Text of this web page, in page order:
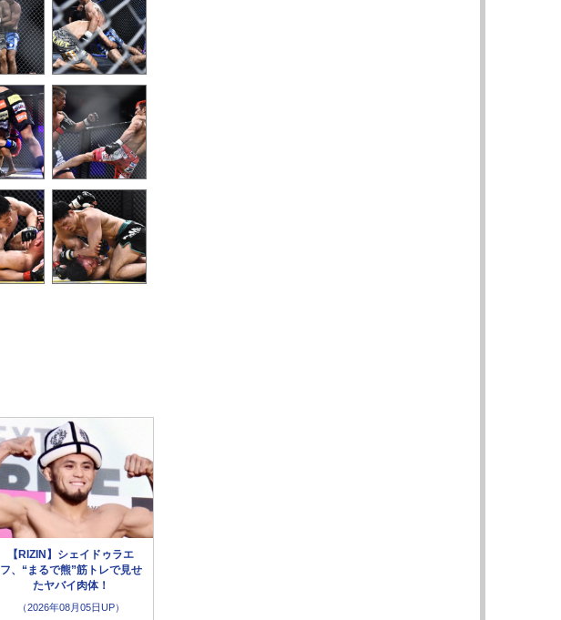
【RIZIN】シェイドゥラエ
フ、“まるで熊”筋トレで見せ
たヤバイ肉体！
（2026年08月05日UP）